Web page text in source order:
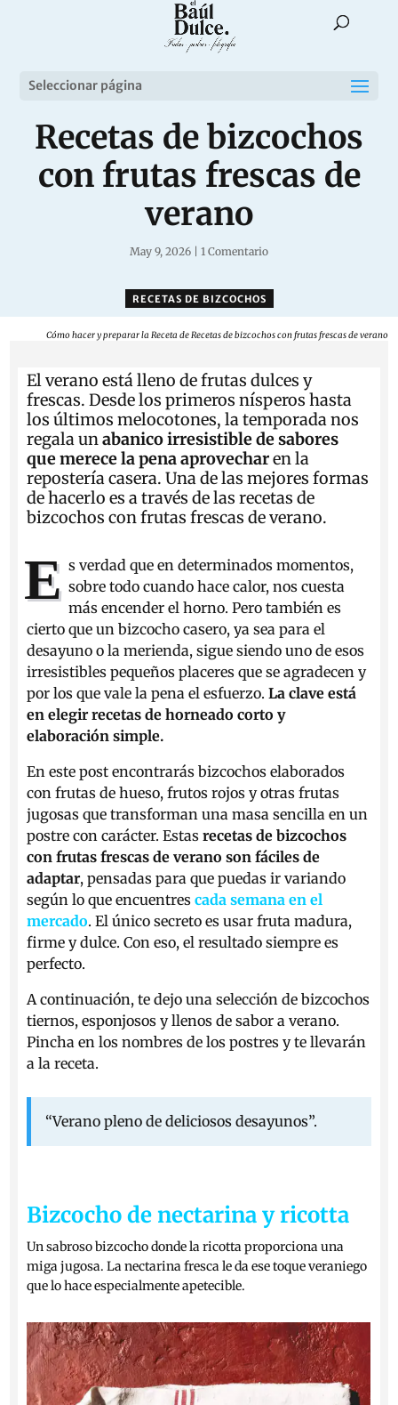
Seleccionar página
Recetas de bizcochos
con frutas frescas de
verano
May 9, 2026 1 Comentario
RECETAS DE BIZCOCHOS
Cómo hacer y preparar la Receta de Recetas de bizcochos con frutas frescas de verano
El verano está lleno de frutas dulces y
frescas. Desde los primeros nísperos hasta
los últimos melocotones, la temporada nos
regala unabanico irresistible de sabores
que merece la pena aprovecharen la
repostería casera. Una de las mejores formas
de hacerlo es a través de las recetas de
bizcochos con frutas frescas de verano.
E s verdad que en determinados momentos,
sobre todo cuando hace calor, nos cuesta
más encender el horno. Pero también es
cierto que un bizcocho casero, ya sea para el
desayuno o la merienda, sigue siendo uno de esos
irresistibles pequeños placeres que se agradecen y
por los que vale la pena el esfuerzo. La clave está
en elegir recetas de horneado corto y
elaboración simple.
En este post encontrarás bizcochos elaborados
con frutas de hueso, frutos rojos y otras frutas
jugosas que transforman una masa sencilla en un
postre con carácter. Estasrecetas de bizcochos
con frutas frescas de verano son fáciles de
adaptar, pensadas para que puedas ir variando
según lo que encuentrescada semana en el
mercado. El único secreto es usar fruta madura,
firme y dulce. Con eso, el resultado siempre es
perfecto.
A continuación, te dejo una selección de bizcochos
tiernos, esponjosos y llenos de sabor a verano.
Pincha en los nombres de los postres y te llevarán
a la receta.
“Verano pleno de deliciosos desayunos”.
Bizcocho de nectarina y ricotta
Un sabroso bizcocho donde la ricotta proporciona una
miga jugosa. La nectarina fresca le da ese toque veraniego
que lo hace especialmente apetecible.